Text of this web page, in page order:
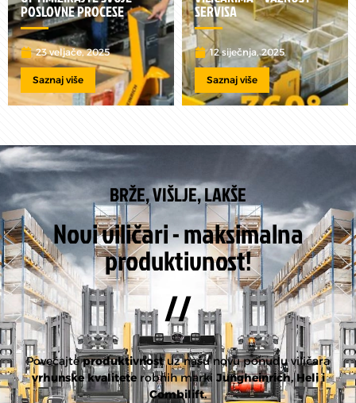
POSLOVNE PROCESE
23 veljače, 2025
Saznaj više
SERVISA
12 siječnja, 2025
Saznaj više
BRŽE, VIŠLJE, LAKŠE
Novi viličari - maksimalna
produktivnost!
//
Povećajteproduktivnostuz našu novu ponudu viličara
vrhunske kvalitete robnih marki Jungheinrich, Heli i
Combilift.